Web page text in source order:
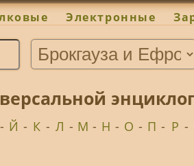
Электронные
- Й - К - Л - М - Н - О - П - Р -